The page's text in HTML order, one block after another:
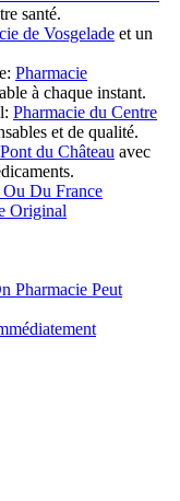
santé.
de Vosgelade et un
Pharmacie
à chaque instant.
Pharmacie du Centre
et de qualité.
du Château avec
Du France
Original
Pharmacie Peut